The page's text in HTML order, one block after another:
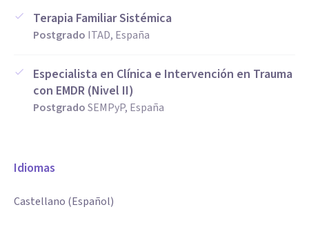
Terapia Familiar Sistémica
Postgrado ITAD, España
Especialista en Clínica e Intervención en Trauma
con EMDR (Nivel II)
PostgradoSEMPyP, España
Idiomas
Castellano (Español)